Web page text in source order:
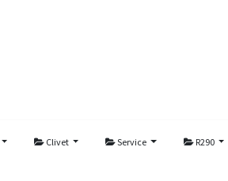
Clivet Service R290